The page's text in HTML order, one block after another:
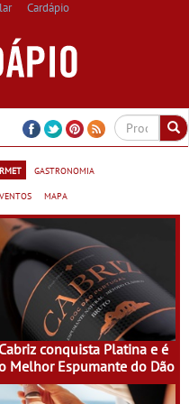
Cardápio
gastronomia
mapa
Cabriz conquista Platina e é
Melhor Espumante do Dão